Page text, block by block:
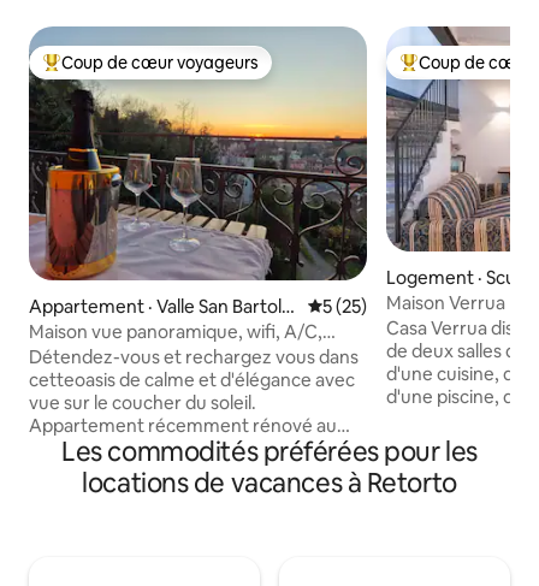
Coup de cœur voyageurs parmi les plus aimés
Coup de cœur voyageurs
Appartement · Valle San Bartolo
meo
Note moyenne de 5 sur 5,
5 (25)
Maison vue panoramique, wifi, A/C,
Monferrato
Détendez-vous et rechargez vous dans
cetteoasis de calme et d'élégance avec
vue sur le coucher du soleil.
Appartement récemment rénové au
deuxième étage(escalier) dans la villa du
début du XIXe siècle,situé à 5 km
d'Alexandrie, à 7 km de Valence et à
Coup de cœur
Coup de cœur
Logement ·
Maison Verrua
Casa Verrua
de deux salles de
d'une cuisine,
d'une piscine,
recharge pour
supplément). La
avec nos deux
Les commodités préférées pour les
locations de vacances à Retorto